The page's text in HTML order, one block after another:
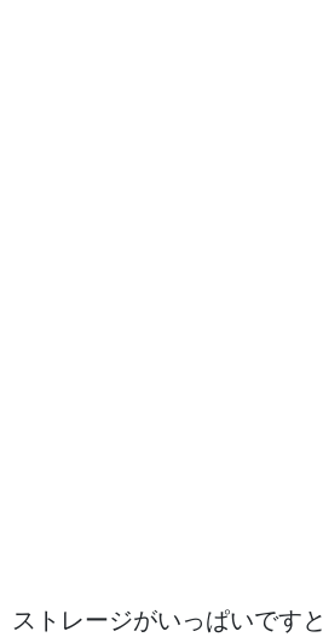
トレージがいっぱいですと